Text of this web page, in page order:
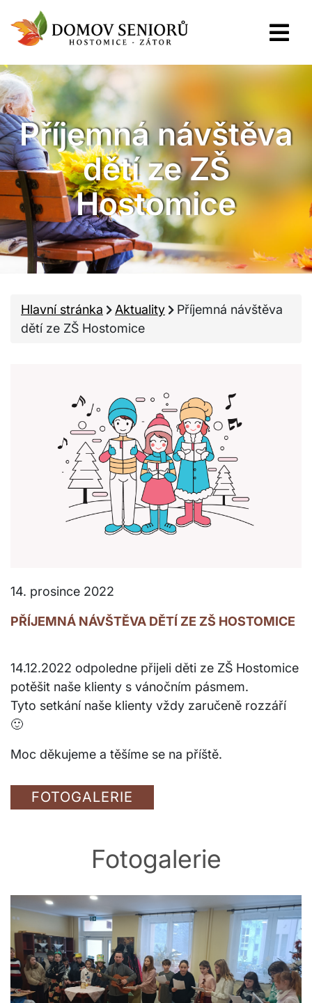
Příjemná návštěva
dětí ze ZŠ
Hostomice
Hlavní stránka Aktuality
Příjemná návštěva
dětí ze ZŠ Hostomice
14. prosince 2022
PŘÍJEMNÁ NÁVŠTĚVA DĚTÍ ZE ZŠ HOSTOMICE
14.12.2022 odpoledne přijeli děti ze ZŠ Hostomice
potěšit naše klienty s vánočním pásmem.
Tyto setkání naše klienty vždy zaručeně rozzáří
🙂
Moc děkujeme a těšíme se na příště.
FOTOGALERIE
Fotogalerie